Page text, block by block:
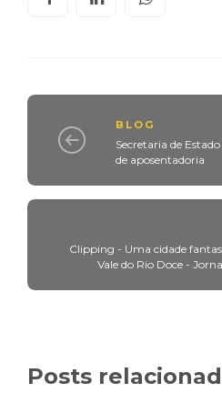
BLOG
Secretaria de
de aposentadoria
Clipping - Uma cidade
Vale do Rio Doce -
Posts